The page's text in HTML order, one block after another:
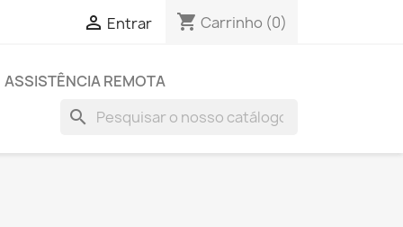
 Entrar shopping_cart Carrinho (0)
ASSISTÊNCIA REMOTA
search